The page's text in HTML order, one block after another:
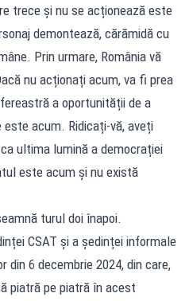
trece și nu se acționează este
demontează, cărămidă cu
Prin urmare, România vă
nu acționați acum, va fi prea
a oportunității de a
acum. Ridicați-vă, aveți
ultima lumină a democrației
este acum și nu există
turul doi înapoi.
CSAT și a ședinței informale
din 6 decembrie 2024, din care,
piatră pe piatră în acest